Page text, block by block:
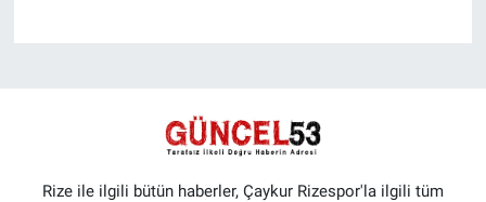
Rize ile ilgili bütün haberler, Çaykur Rizespor'la ilgili tüm